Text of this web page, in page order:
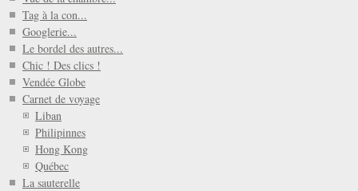
Tag à la con...
Googlerie...
Le bordel des autres...
Chic ! Des clics !
Vendée Globe
Carnet de voyage
Liban
Philipinnes
Hong Kong
Québec
La sauterelle